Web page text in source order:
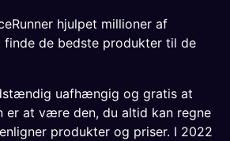
hjulpet millioner af
finde de bedste produkter til de
uafhængig og gratis at
er at være den, du altid kan regne
produkter og priser. I 2022